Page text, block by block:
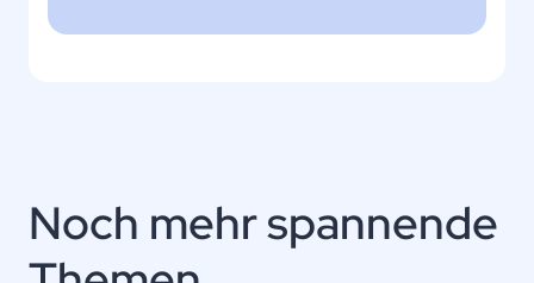
Noch mehr spannende